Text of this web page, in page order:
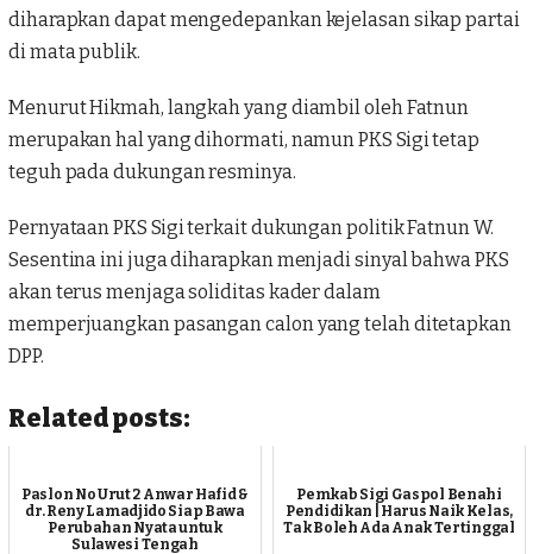
diharapkan dapat mengedepankan kejelasan sikap partai
di mata publik.
Menurut Hikmah, langkah yang diambil oleh Fatnun
merupakan hal yang dihormati, namun PKS Sigi tetap
teguh pada dukungan resminya.
Pernyataan PKS Sigi terkait dukungan politik Fatnun W.
Sesentina ini juga diharapkan menjadi sinyal bahwa PKS
akan terus menjaga soliditas kader dalam
memperjuangkan pasangan calon yang telah ditetapkan
DPP.
Related posts:
Paslon No Urut 2 Anwar Hafid &
dr. Reny Lamadjido Siap Bawa
Perubahan Nyata untuk
Sulawesi Tengah
Pemkab Sigi Gaspol Benahi
Pendidikan | Harus Naik Kelas,
Tak Boleh Ada Anak Tertinggal